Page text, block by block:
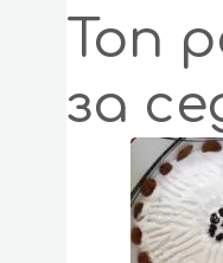
Топ
за